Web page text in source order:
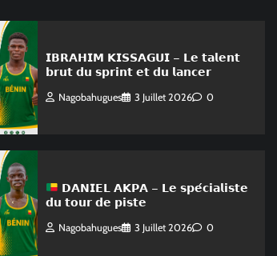
𝗜𝗕𝗥𝗔𝗛𝗜𝗠 𝗞𝗜𝗦𝗦𝗔𝗚𝗨𝗜 – 𝗟𝗲 𝘁𝗮𝗹𝗲𝗻𝘁
𝗯𝗿𝘂𝘁 𝗱𝘂 𝘀𝗽𝗿𝗶𝗻𝘁 𝗲𝘁 𝗱𝘂 𝗹𝗮𝗻𝗰𝗲𝗿
Nagobahugues 3 Juillet 2026 0
𝗗𝗔𝗡𝗜𝗘𝗟 𝗔𝗞𝗣𝗔 – 𝗟𝗲 𝘀𝗽𝗲́𝗰𝗶𝗮𝗹𝗶𝘀𝘁𝗲
𝗱𝘂 𝘁𝗼𝘂𝗿 𝗱𝗲 𝗽𝗶𝘀𝘁𝗲
Nagobahugues 3 Juillet 2026 0